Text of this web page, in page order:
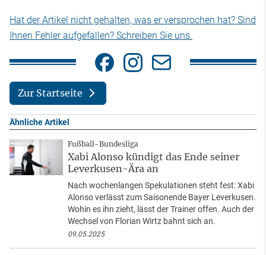
Hat der Artikel nicht gehalten, was er versprochen hat? Sind
Ihnen Fehler aufgefallen? Schreiben Sie uns.
Zur Startseite
Ähnliche Artikel
Fußball-Bundesliga
Xabi Alonso kündigt das Ende seiner
Leverkusen-Ära an
Nach wochenlangen Spekulationen steht fest: Xabi
Alonso verlässt zum Saisonende Bayer Leverkusen.
Wohin es ihn zieht, lässt der Trainer offen. Auch der
Wechsel von Florian Wirtz bahnt sich an.
09.05.2025